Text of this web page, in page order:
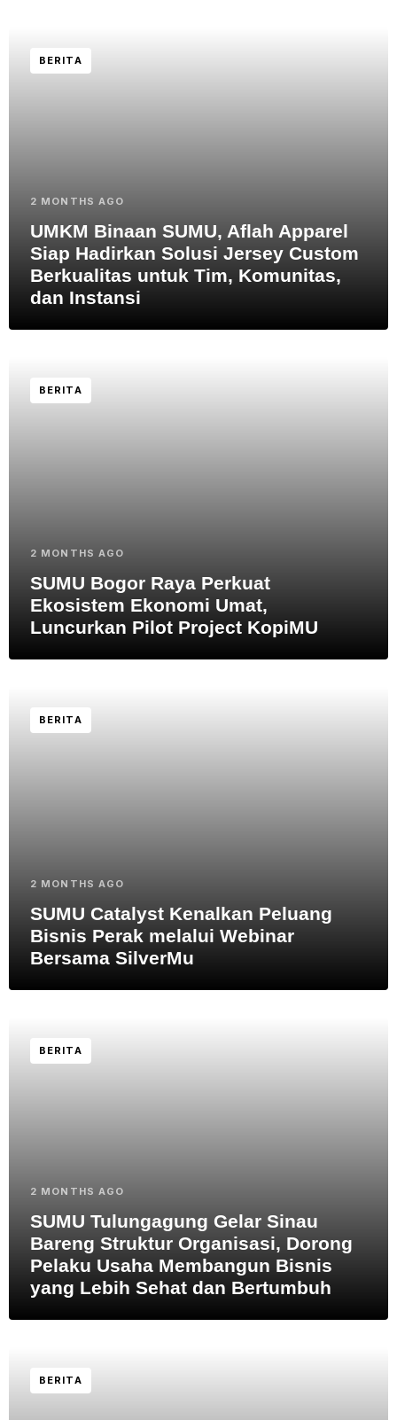
BERITA
2 MONTHS AGO
UMKM Binaan SUMU, Aflah Apparel
Siap Hadirkan Solusi Jersey Custom
Berkualitas untuk Tim, Komunitas,
dan Instansi
BERITA
2 MONTHS AGO
SUMU Bogor Raya Perkuat
Ekosistem Ekonomi Umat,
Luncurkan Pilot Project KopiMU
BERITA
2 MONTHS AGO
SUMU Catalyst Kenalkan Peluang
Bisnis Perak melalui Webinar
Bersama SilverMu
BERITA
2 MONTHS AGO
SUMU Tulungagung Gelar Sinau
Bareng Struktur Organisasi, Dorong
Pelaku Usaha Membangun Bisnis
yang Lebih Sehat dan Bertumbuh
BERITA